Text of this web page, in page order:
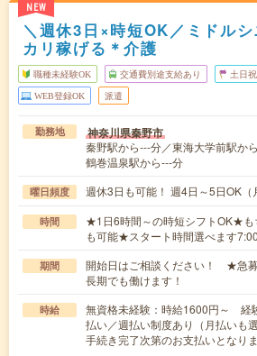
NEW
＼週休3日×時短OK／ミドル
カリ稼げる＊介護
職種未経験OK 交通費別途支給あり 土日
WEB登録OK 派遣
勤務地 神奈川県秦野市
秦野駅から---分／東海大学前駅か
鶴巻温泉駅から---分
曜日頻度 週休3日も可能！ 週4日～5日OK
時間
★1日6時間～の時短シフトOK★も
も可能★スタート時間選べます
期間
開始日はご相談ください！ ★急
長期でも働けます！
時給
無資格未経験：時給1600円～ 経
払い／週払い制度あり（月払いも
手続き完了次第のお支払いとなりま